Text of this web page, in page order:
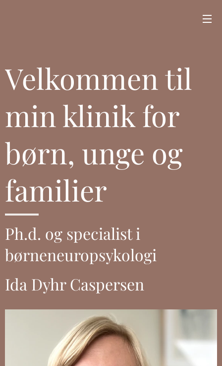
Velkommen til
min klinik for
børn, unge og
familier
Ph.d. og specialist i
børneneuropsykologi
Ida Dyhr Caspersen